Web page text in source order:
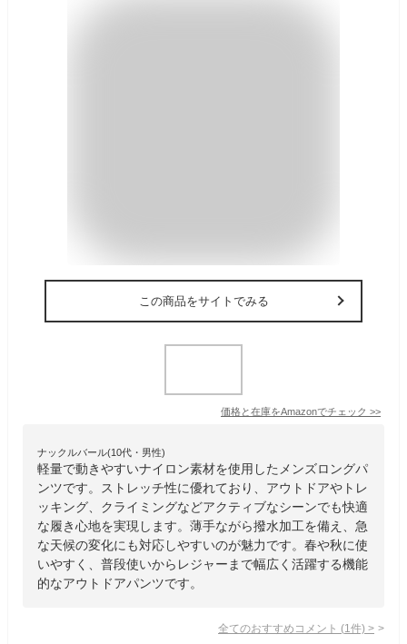
この商品をサイトでみる
価格と在庫をAmazonでチェック >>
ナックルバール(10代・男性)
軽量で動きやすいナイロン素材を使用したメンズロングパ
ンツです。ストレッチ性に優れており、アウトドアやトレ
ッキング、クライミングなどアクティブなシーンでも快適
な履き心地を実現します。薄手ながら撥水加工を備え、急
な天候の変化にも対応しやすいのが魅力です。春や秋に使
いやすく、普段使いからレジャーまで幅広く活躍する機能
的なアウトドアパンツです。
全てのおすすめコメント (1 件) >